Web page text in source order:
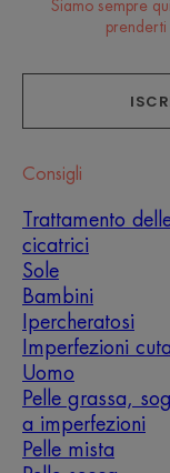
Siamo sempre
Consigli
Trattamento
cicatrici
Sole
Bambini
Ipercheratosi
Imperfezioni
Uomo
Pelle grassa,
a imperfezioni
Pelle mista